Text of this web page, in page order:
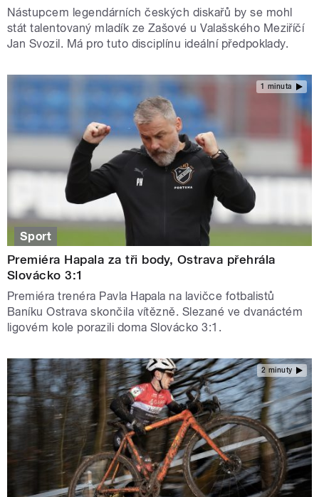
Nástupcem legendárních českých diskařů by se mohl
stát talentovaný mladík ze Zašové u Valašského Meziříčí
Jan Svozil. Má pro tuto disciplínu ideální předpoklady.
1 minuta
Sport
Premiéra Hapala za tři body, Ostrava přehrála
Slovácko 3:1
Premiéra trenéra Pavla Hapala na lavičce fotbalistů
Baníku Ostrava skončila vítězně. Slezané ve dvanáctém
ligovém kole porazili doma Slovácko 3:1.
2 minuty